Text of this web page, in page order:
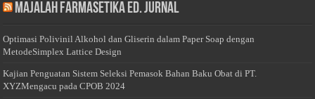
Majalah Farmasetika Ed. Jurnal
Optimasi Polivinil Alkohol dan Gliserin dalam Paper Soap dengan
MetodeSimplex Lattice Design
Kajian Penguatan Sistem Seleksi Pemasok Bahan Baku Obat di PT.
XYZMengacu pada CPOB 2024